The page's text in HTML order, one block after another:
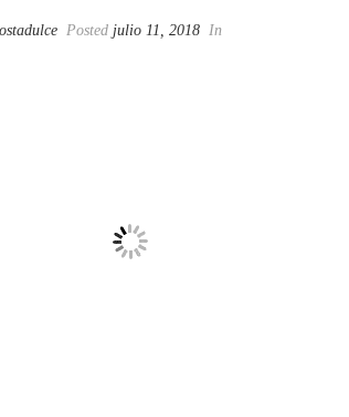
Posted julio 11, 2018 In